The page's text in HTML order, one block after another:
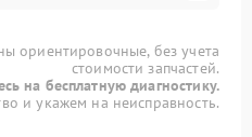
ориентировочные, без учета
стоимости запчастей.
на бесплатную диагностику.
и укажем на неисправность.